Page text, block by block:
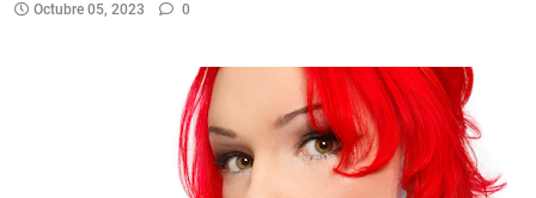
Octubre 05, 2023 0